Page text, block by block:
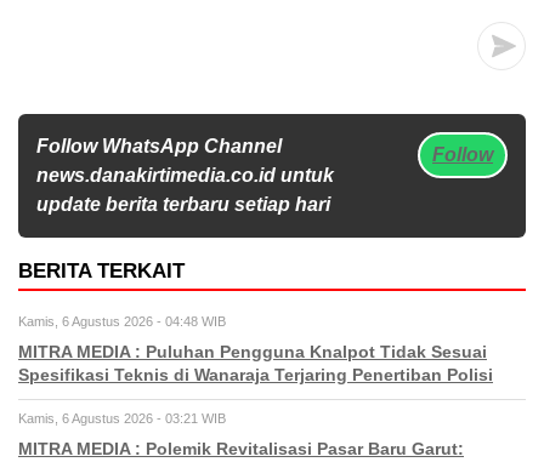
Follow WhatsApp Channel
news.danakirtimedia.co.id untuk
update berita terbaru setiap hari
Follow
BERITA TERKAIT
Kamis, 6 Agustus 2026 - 04:48 WIB
MITRA MEDIA : Puluhan Pengguna Knalpot Tidak Sesuai
Spesifikasi Teknis di Wanaraja Terjaring Penertiban Polisi
Kamis, 6 Agustus 2026 - 03:21 WIB
MITRA MEDIA : Polemik Revitalisasi Pasar Baru Garut: